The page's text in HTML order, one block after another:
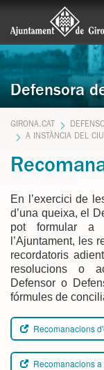
Defensora
GIRONA.CAT
A INSTÀNCIA DEL
En l’exercici de
d’una queixa, el
pot formular a
l’Ajuntament, les
recordatoris
resolucions o
Defensor o
fórmules de
Recomanacions
Recomanacions